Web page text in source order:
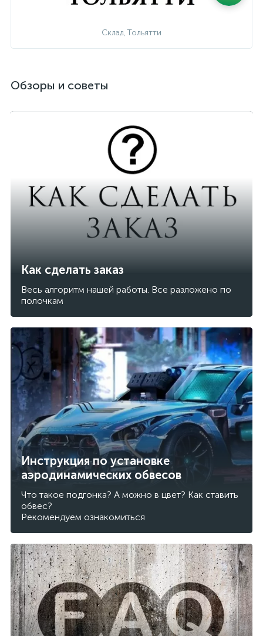
Склад Тольятти
Обзоры и советы
Как сделать заказ
Весь алгоритм нашей работы. Все разложено по
полочкам
Инструкция по установке
аэродинамических обвесов
Что такое подгонка? А можно в цвет? Как ставить
обвес?
Рекомендуем ознакомиться